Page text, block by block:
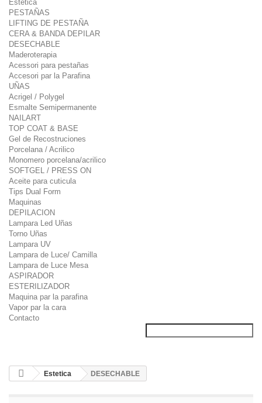
Estetica
PESTAÑAS
LIFTING DE PESTAÑA
CERA & BANDA DEPILAR
DESECHABLE
Maderoterapia
Acessori para pestañas
Accesori par la Parafina
UÑAS
Acrigel / Polygel
Esmalte Semipermanente
NAILART
TOP COAT & BASE
Gel de Recostruciones
Porcelana / Acrilico
Monomero porcelana/acrilico
SOFTGEL / PRESS ON
Aceite para cuticula
Tips Dual Form
Maquinas
DEPILACION
Lampara Led Uñas
Torno Uñas
Lampara UV
Lampara de Luce/ Camilla
Lampara de Luce Mesa
ASPIRADOR
ESTERILIZADOR
Maquina par la parafina
Vapor par la cara
Contacto
Estetica DESECHABLE